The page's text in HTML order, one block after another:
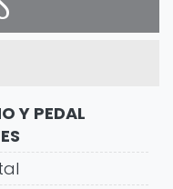
Y PEDAL